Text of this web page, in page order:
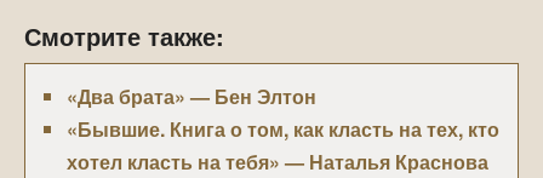
Смотрите также:
«Два брата» — Бен Элтон
«Бывшие. Книга о том, как класть на тех, кто
хотел класть на тебя» — Наталья Краснова